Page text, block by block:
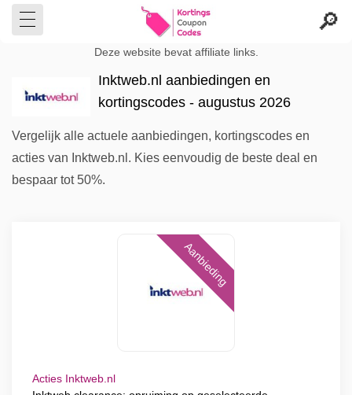
Deze website bevat affiliate links.
Inktweb.nl aanbiedingen en
kortingscodes - augustus 2026
Vergelijk alle actuele aanbiedingen, kortingscodes en
acties van Inktweb.nl. Kies eenvoudig de beste deal en
bespaar tot 50%.
Aanbieding
Acties Inktweb.nl